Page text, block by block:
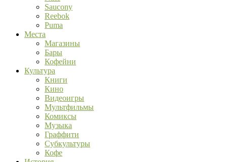
Saucony
Reebok
Puma
Места
Магазины
Бары
Кофейни
Культура
Книги
Кино
Видеоигры
Мультфильмы
Комиксы
Музыка
Граффити
Субкультуры
Кофе